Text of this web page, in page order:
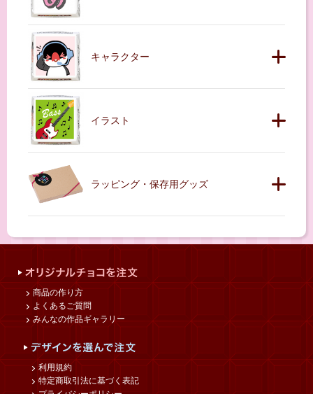
キャラクター
イラスト
ラッピング・保存用グッズ
商品の作り方
よくあるご質問
みんなの作品ギャラリー
利用規約
特定商取引法に基づく表記